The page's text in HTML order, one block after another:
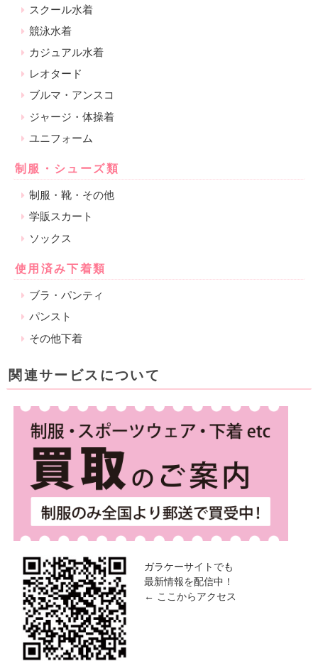
スクール水着
競泳水着
カジュアル水着
レオタード
ブルマ・アンスコ
ジャージ・体操着
ユニフォーム
制服・シューズ類
制服・靴・その他
学販スカート
ソックス
使用済み下着類
ブラ・パンティ
パンスト
その他下着
関連サービスについて
ガラケーサイトでも
最新情報を配信中！
← ここからアクセス